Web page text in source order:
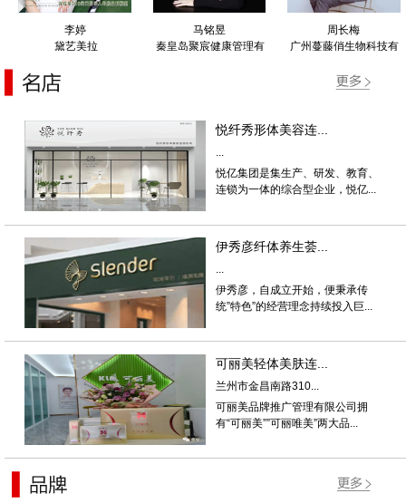
李婷
黛艺美拉
马铭昱
秦皇岛聚宸健康管理有
周长梅
广州蔓藤俏生物科技有
悦纤秀形体美容连...
...
悦亿集团是集生产、研发、教育、
连锁为一体的综合型企业，悦亿...
伊秀彦纤体养生荟...
伊秀彦，自成立开始，便秉承传
统”特色”的经营理念持续投入巨...
可丽美轻体美肤连...
兰州市金昌南路310...
可丽美品牌推广管理有限公司拥
有“可丽美””可丽唯美”两大品...